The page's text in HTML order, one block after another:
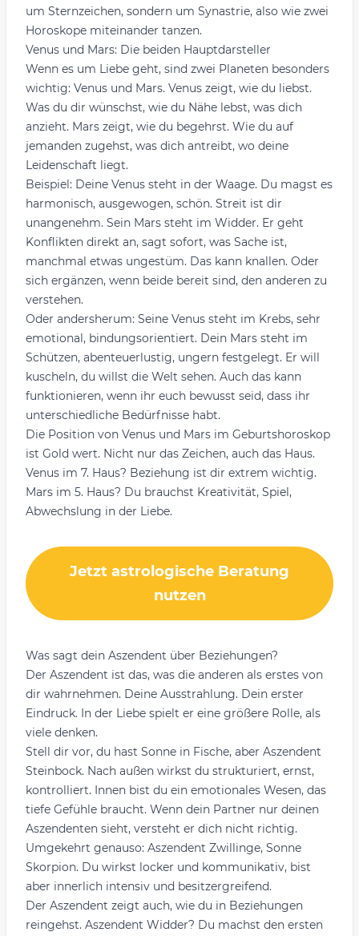
um Sternzeichen, sondern um Synastrie, also wie zwei
Horoskope miteinander tanzen.
Venus und Mars: Die beiden Hauptdarsteller
Wenn es um Liebe geht, sind zwei Planeten besonders
wichtig: Venus und Mars. Venus zeigt, wie du liebst.
Was du dir wünschst, wie du Nähe lebst, was dich
anzieht. Mars zeigt, wie du begehrst. Wie du auf
jemanden zugehst, was dich antreibt, wo deine
Leidenschaft liegt.
Beispiel: Deine Venus steht in der Waage. Du magst es
harmonisch, ausgewogen, schön. Streit ist dir
unangenehm. Sein Mars steht im Widder. Er geht
Konflikten direkt an, sagt sofort, was Sache ist,
manchmal etwas ungestüm. Das kann knallen. Oder
sich ergänzen, wenn beide bereit sind, den anderen zu
verstehen.
Oder andersherum: Seine Venus steht im Krebs, sehr
emotional, bindungsorientiert. Dein Mars steht im
Schützen, abenteuerlustig, ungern festgelegt. Er will
kuscheln, du willst die Welt sehen. Auch das kann
funktionieren, wenn ihr euch bewusst seid, dass ihr
unterschiedliche Bedürfnisse habt.
Die Position von Venus und Mars im Geburtshoroskop
ist Gold wert. Nicht nur das Zeichen, auch das Haus.
Venus im 7. Haus? Beziehung ist dir extrem wichtig.
Mars im 5. Haus? Du brauchst Kreativität, Spiel,
Abwechslung in der Liebe.
Jetzt astrologische Beratung
nutzen
Was sagt dein Aszendent über Beziehungen?
Der Aszendent ist das, was die anderen als erstes von
dir wahrnehmen. Deine Ausstrahlung. Dein erster
Eindruck. In der Liebe spielt er eine größere Rolle, als
viele denken.
Stell dir vor, du hast Sonne in Fische, aber Aszendent
Steinbock. Nach außen wirkst du strukturiert, ernst,
kontrolliert. Innen bist du ein emotionales Wesen, das
tiefe Gefühle braucht. Wenn dein Partner nur deinen
Aszendenten sieht, versteht er dich nicht richtig.
Umgekehrt genauso: Aszendent Zwillinge, Sonne
Skorpion. Du wirkst locker und kommunikativ, bist
aber innerlich intensiv und besitzergreifend.
Der Aszendent zeigt auch, wie du in Beziehungen
reingehst. Aszendent Widder? Du machst den ersten